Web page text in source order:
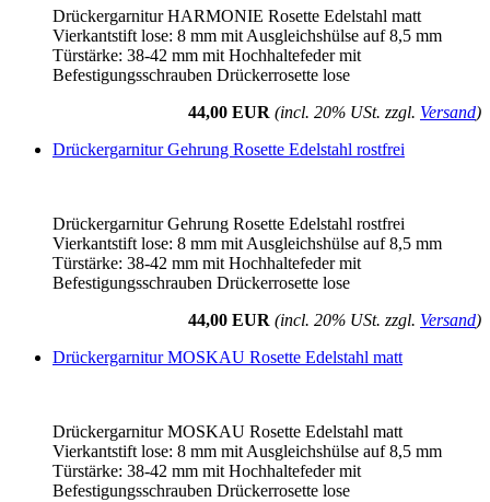
Drückergarnitur HARMONIE Rosette Edelstahl matt
Vierkantstift lose: 8 mm mit Ausgleichshülse auf 8,5 mm
Türstärke: 38-42 mm mit Hochhaltefeder mit
Befestigungsschrauben Drückerrosette lose
44,00 EUR (incl. 20% USt. zzgl. Versand)
Drückergarnitur Gehrung Rosette Edelstahl rostfrei
Drückergarnitur Gehrung Rosette Edelstahl rostfrei
Vierkantstift lose: 8 mm mit Ausgleichshülse auf 8,5 mm
Türstärke: 38-42 mm mit Hochhaltefeder mit
Befestigungsschrauben Drückerrosette lose
44,00 EUR (incl. 20% USt. zzgl. Versand)
Drückergarnitur MOSKAU Rosette Edelstahl matt
Drückergarnitur MOSKAU Rosette Edelstahl matt
Vierkantstift lose: 8 mm mit Ausgleichshülse auf 8,5 mm
Türstärke: 38-42 mm mit Hochhaltefeder mit
Befestigungsschrauben Drückerrosette lose